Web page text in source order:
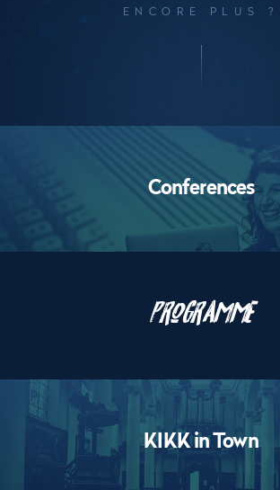
ENCORE PLUS ?
Performances
Conferences
Programme
Workshops
KIKK in Town